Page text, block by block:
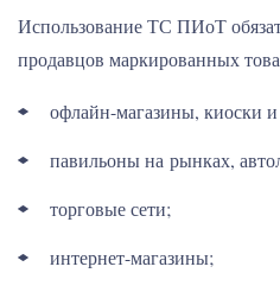
Использование ТС ПИоТ
продавцов маркированных
офлайн-магазины, киоски
павильоны на рынках,
торговые сети;
интернет-магазины;